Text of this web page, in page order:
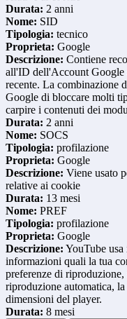
Durata: 2 anni
Nome: SID
Tipologia: tecnico
Proprieta: Google
Descrizione: Contiene
all'ID dell'Account Google
recente. La combinazione
Google di bloccare molti
carpire i contenuti dei
Durata: 2 anni
Nome: SOCS
Tipologia: profilazione
Proprieta: Google
Descrizione: Viene usato
relative ai cookie
Durata: 13 mesi
Nome: PREF
Tipologia: profilazione
Proprieta: Google
Descrizione: YouTube
informazioni quali la tua
preferenze di riproduzione,
riproduzione automatica,
dimensioni del player.
Durata: 8 mesi